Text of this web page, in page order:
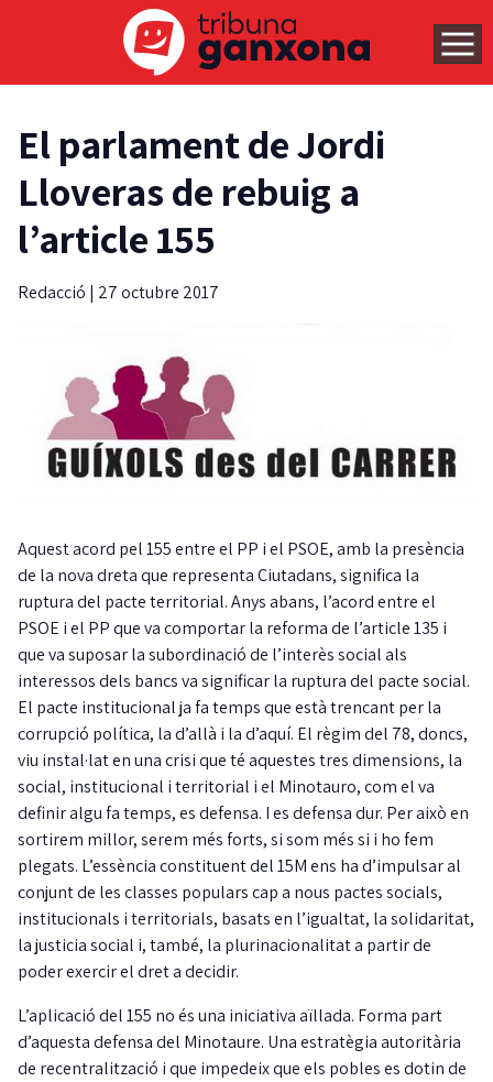
El parlament de Jordi
Lloveras de rebuig a
l’article 155
Redacció | 27 octubre 2017
Aquest acord pel 155 entre el PP i el PSOE, amb la presència
de la nova dreta que representa Ciutadans, significa la
ruptura del pacte territorial. Anys abans, l’acord entre el
PSOE i el PP que va comportar la reforma de l’article 135 i
que va suposar la subordinació de l’interès social als
interessos dels bancs va significar la ruptura del pacte social.
El pacte institucional ja fa temps que està trencant per la
corrupció política, la d’allà i la d’aquí. El règim del 78, doncs,
viu instal·lat en una crisi que té aquestes tres dimensions, la
social, institucional i territorial i el Minotauro, com el va
definir algu fa temps, es defensa. I es defensa dur. Per això en
sortirem millor, serem més forts, si som més si i ho fem
plegats. L’essència constituent del 15M ens ha d’impulsar al
conjunt de les classes populars cap a nous pactes socials,
institucionals i territorials, basats en l’igualtat, la solidaritat,
la justicia social i, també, la plurinacionalitat a partir de
poder exercir el dret a decidir.
L’aplicació del 155 no és una iniciativa aïllada. Forma part
d’aquesta defensa del Minotaure. Una estratègia autoritària
de recentralització i que impedeix que els pobles es dotin de